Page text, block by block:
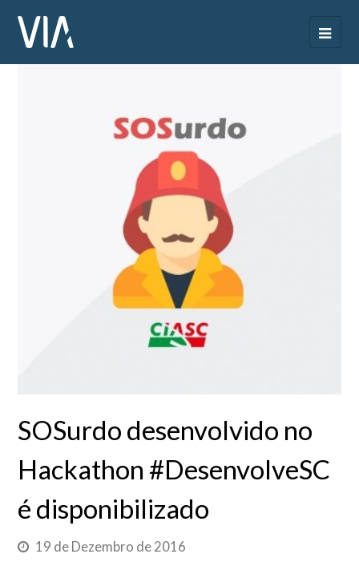
SOSurdo desenvolvido no
Hackathon #DesenvolveSC
é disponibilizado
19 de Dezembro de 2016